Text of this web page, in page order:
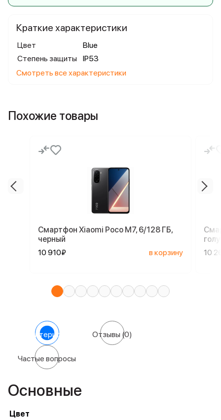
Краткие характеристики
Цвет
Blue
Степень защиты
IP53
Смотреть все характеристики
Похожие товары
Смартфон Xiaomi Poco M7, 6/128 ГБ,
черный
10 910₽
в корзину
10
Характеристики Отзывы (0)
Частые вопросы
Основные
Цвет